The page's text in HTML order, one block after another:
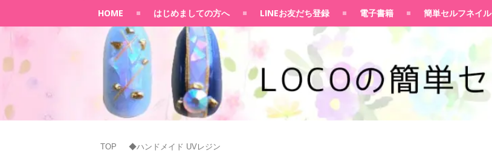
HOME はじめましての方へ LINEお友だち登録 電子書籍 簡単セルフネイル
TOP ◆ハンドメイド UVレジン